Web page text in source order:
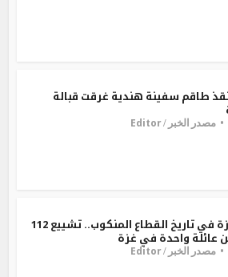
طاقم سفينة هندية غرقت قبالة
مصدر الخبر /Editor
أكبر جنازة في تاريخ القطاع المنكوب.. تشييع 112
عائلة واحدة في غزة
مصدر الخبر /Editor